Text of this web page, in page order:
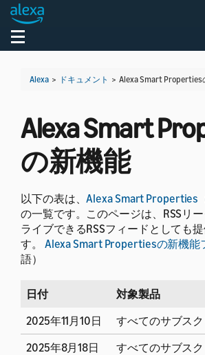
Toggle navigation
Alexa > ドキュメント > Alexa Smart Properties
Alexa Smart
の新機能
以下の表は、Alexa Smart Properties（
の一覧です。このページは、RSSリ
ライブできるRSSフィードとしても
す。 Alexa Smart Propertiesの新機能
語）
日付 対象製品
2025年11月10日
すべてのサブス
2025年8月18日
すべてのサブス
Welcome! Ask the DevAssistant